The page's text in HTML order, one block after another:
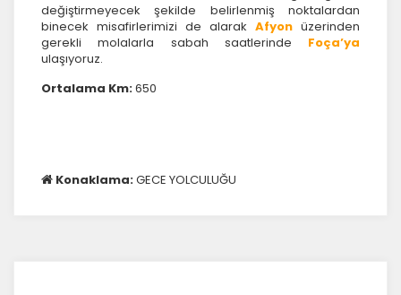
değiştirmeyecek şekilde belirlenmiş noktalardan
binecek misafirlerimizi de alarak Afyon üzerinden
gerekli molalarla sabah saatlerinde Foça’ya
ulaşıyoruz.
Ortalama Km:650
Konaklama:GECE YOLCULUĞU